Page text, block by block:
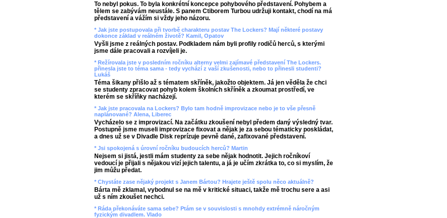
To nebyl pokus. To byla konkrétní koncepce pohybového představení. Pohybem a
tělem se zabývám neustále. S panem Ctiborem Turbou udržuji kontakt, chodí na má
představení a vážím si vždy jeho názoru.
* Jak jste postupovala při tvorbě charakteru postav The Lockers? Mají některé postavy
dokonce základ v reálném životě? Kamil, Opatov
Vyšli jsme z reálných postav. Podkladem nám byli profily rodičů herců, s kterými
jsme dále pracovali a rozvíjeli je.
* Režírovala jste v posledním ročníku alterny velmi zajímavé představení The Lockers.
přinesla jste to téma sama - tedy vychází z vaší zkušenosti, nebo to přinesli studenti?
Lukáš
Téma šikany přišlo až s tématem skříněk, jakožto objektem. Já jen věděla že chci
se studenty zpracovat pohyb kolem školních skříněk a zkoumat prostředí, ve
kterém se skříňky nacházejí.
* Jak jste pracovala na Lockers? Bylo tam hodně improvizace nebo je to vše přesně
naplánované? Alena, Liberec
Vycházelo se z improvizací. Na začátku zkoušení nebyl předem daný výsledný tvar.
Postupně jsme museli improvizace fixovat a nějak je za sebou tématicky poskládat,
a dnes už se v Divadle Disk reprízuje pevně dané, zafixované představení.
* Jsi spokojená s úrovní ročníku budoucích herců? Martin
Nejsem si jistá, jestli mám studenty za sebe nějak hodnotit. Jejich ročníkoví
vedoucí je přijali s nějakou vizí jejich talentu, a já je učím zkrátka to, co si myslím, že
jim můžu předat.
* Chystáte zase nějaký projekt s Janem Bártou? Hrajete ještě spolu něco aktuálně?
Bárta mě zklamal, vybodnul se na mě v kritické situaci, takže mě trochu sere a asi
už s ním zkoušet nechci.
* Ráda překonáváte sama sebe? Ptám se v souvislosti s mnohdy extrémně náročným
fyzickým divadlem. Vlado